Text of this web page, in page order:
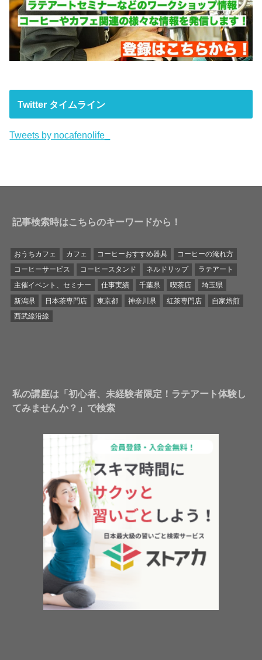
Twitter タイムライン
Tweets by nocafenolife_
記事検索時はこちらのキーワードから！
おうちカフェ カフェ コーヒーおすすめ器具
コーヒーの淹れ方
コーヒーサービス
コーヒースタンド ネルドリップ
ラテアート
主催イベント、セミナー
仕事実績 千葉県 喫茶店
埼玉県
新潟県
日本茶専門店 東京都 神奈川県 紅茶専門店
自家焙煎
西武線沿線
私の講座は「初心者、未経験者限定！ラテアート体験し
てみませんか？」で検索